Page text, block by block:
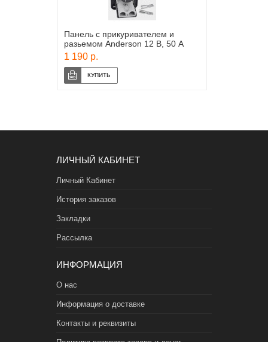
Панель с прикуривателем и
разьемом Anderson 12 В, 50 А
1 190 р.
ЛИЧНЫЙ КАБИНЕТ
Личный Кабинет
История заказов
Закладки
Рассылка
ИНФОРМАЦИЯ
О нас
Информация о доставке
Контакты и реквизиты